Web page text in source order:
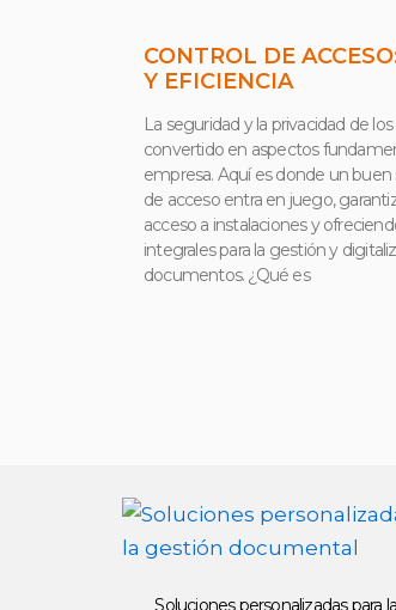
CONTROL DE
Y EFICIENCIA
La seguridad y la privacidad de
convertido en aspectos
empresa. Aquí es donde un
de acceso entra en juego,
acceso a instalaciones y
integrales para la gestión y
documentos. ¿Qué es
Soluciones personalizadas para